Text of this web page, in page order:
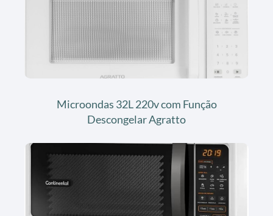
Microondas 32L 220v com Função
Descongelar Agratto